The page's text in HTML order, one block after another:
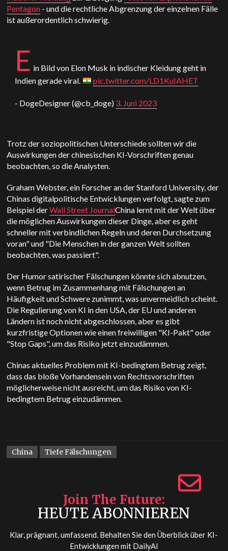
Pentagon - und die rechtliche Abgrenzung der einzelnen Fälle
ist außerordentlich schwierig.
E in Bild von Elon Musk in indischer Kleidung geht in
Indien gerade viral.
pic.twitter.com/LD1KuIAHET
- DogeDesigner (@cb_doge) 3. Juni 2023
Trotz der soziopolitischen Unterschiede sollten wir die
Auswirkungen der chinesischen KI-Vorschriften genau
beobachten, so die Analysten.
Graham Webster, ein Forscher an der Stanford University, der
Chinas digitalpolitische Entwicklungen verfolgt, sagte zum
Beispiel derWall Street JournalChina lernt mit der Welt über
die möglichen Auswirkungen dieser Dinge, aber es geht
schneller mit verbindlichen Regeln und deren Durchsetzung
voran" und "Die Menschen in der ganzen Welt sollten
beobachten, was passiert".
Der Humor satirischer Fälschungen könnte sich abnutzen,
wenn Betrug im Zusammenhang mit Fälschungen an
Häufigkeit und Schwere zunimmt, was unvermeidlich scheint.
Die Regulierung von KI in den USA, der EU und anderen
Ländern ist noch nicht abgeschlossen, aber es gibt
kurzfristige Optionen wie einen freiwilligen "KI-Pakt" oder
"Stop Gaps", um das Risiko jetzt einzudämmen.
Chinas aktuelles Problem mit KI-bedingtem Betrug zeigt,
dass das bloße Vorhandensein von Rechtsvorschriften
möglicherweise nicht ausreicht, um das Risiko von KI-
bedingtem Betrug einzudämmen.
China Tiefe Fälschungen
Join The Future
HEUTE ABONNIEREN
Klar, prägnant, umfassend. Behalten Sie den Überblick über KI-
Entwicklungen mit DailyAI